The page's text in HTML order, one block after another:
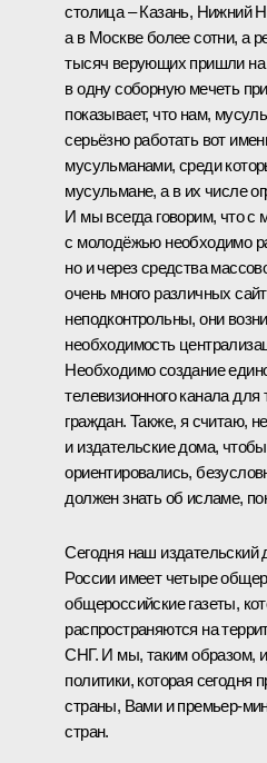
столица – Казань, Нижний
а в Москве более сотни, а
тысяч верующих пришли
в одну соборную мечеть
показывает, что нам,
серьёзно работать вот
мусульманами, среди
мусульмане, а в их числе
И мы всегда говорим, что с
с молодёжью необходимо
но и через средства
очень много различных
неподконтрольны, они
необходимость
Необходимо создание
телевизионного канала
граждан. Также, я считаю,
и издательские дома,
ориентировались,
должен знать об исламе,
Сегодня наш
России имеет четыре
общероссийские газеты,
распространяются на
СНГ. И мы, таким образом,
политики, которая сегодня
страны, Вами и премьер-
стран.